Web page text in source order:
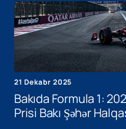
21 Dekabr 2025
Bakıda Formula 1:
Prisi Bakı Şəhər